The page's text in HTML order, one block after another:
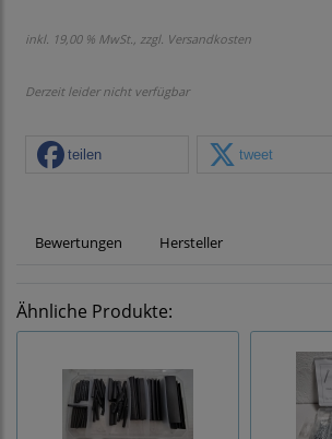
inkl. 19,00 % MwSt., zzgl. Versandkosten
Derzeit leider nicht verfügbar
teilen tweet
Bewertungen Hersteller
Ähnliche Produkte: